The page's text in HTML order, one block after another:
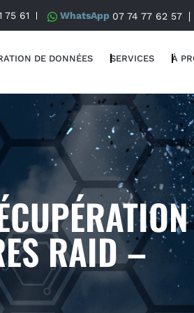
75 61 WhatsApp 07 74 77 62 57
DE DONNÉES SERVICES À
RAID –